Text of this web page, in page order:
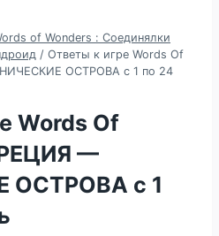
of Wonders : Соединялки
/ Ответы к игре Words Of
ОСТРОВА с 1 по 24
Words Of
—
ОСТРОВА с 1